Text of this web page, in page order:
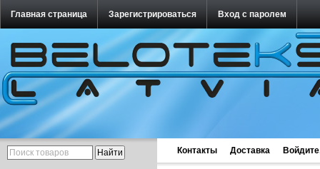
Главная страница Зарегистрироваться Вход с паролем
Контакты Доставка